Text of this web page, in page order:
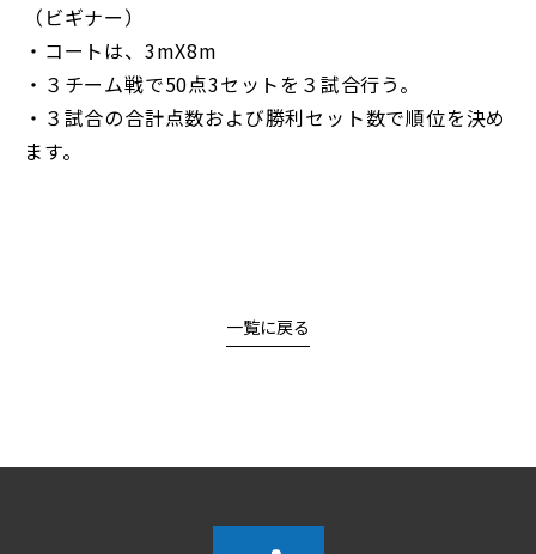
（ビギナー）
・コートは、3mX8m
・３チーム戦で50点3セットを３試合行う。
・３試合の合計点数および勝利セット数で順位を決め
ます。
一覧に戻る